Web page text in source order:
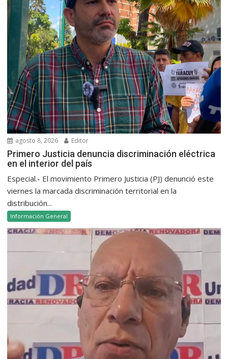
agosto 8, 2026 Editor
Primero Justicia denuncia discriminación eléctrica
en el interior del país
Especial.- El movimiento Primero Justicia (PJ) denunció este
viernes la marcada discriminación territorial en la
distribución...
Información General